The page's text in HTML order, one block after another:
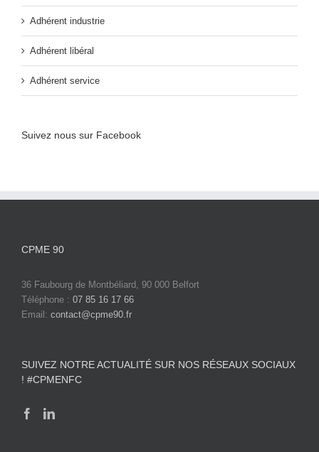
Adhérent industrie
Adhérent libéral
Adhérent service
Suivez nous sur Facebook
CPME 90
36 Faubourg de Montbéliard, 90 000 Belfort
Téléphone : 07 85 16 17 66
Email: contact@cpme90.fr
SUIVEZ NOTRE ACTUALITÉ SUR NOS RÉSEAUX SOCIAUX
! #CPMENFC